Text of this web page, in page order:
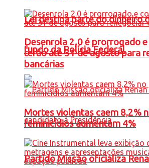
Lei destina parte do dinheiro
fundo da Polícia Federal
Partido Missão oficializa
Desenrola 2.0 é prorrogado
terão até 31 de agosto para
bancárias
Mortes violentas caem 8,2%
feminicídios aumentam 4%